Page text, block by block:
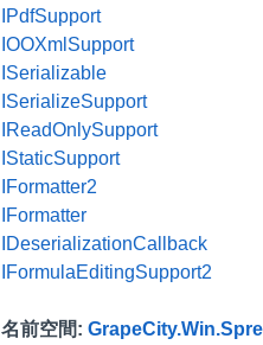
IPdfSupport
IOOXmlSupport
ISerializable
ISerializeSupport
IReadOnlySupport
IStaticSupport
IFormatter2
IFormatter
IDeserializationCallback
IFormulaEditingSupport2
名前空間: